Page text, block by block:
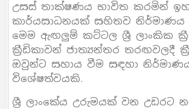
උසස් තාක්ෂණය භාවිත කරමින්
කාර්යසාධනයක් සහිතව
මෙම ඇඟලුම් කට්ටල ශ්‍රී ලාංකික
ක්‍රීඩිකාවන් ජාත්‍යන්තර තරඟවලදී
ඔවුන්ට සහාය වීම සඳහා
විශේෂත්වයකි.
ශ්‍රී ලාංකේය උරුමයක් වන උඩරට